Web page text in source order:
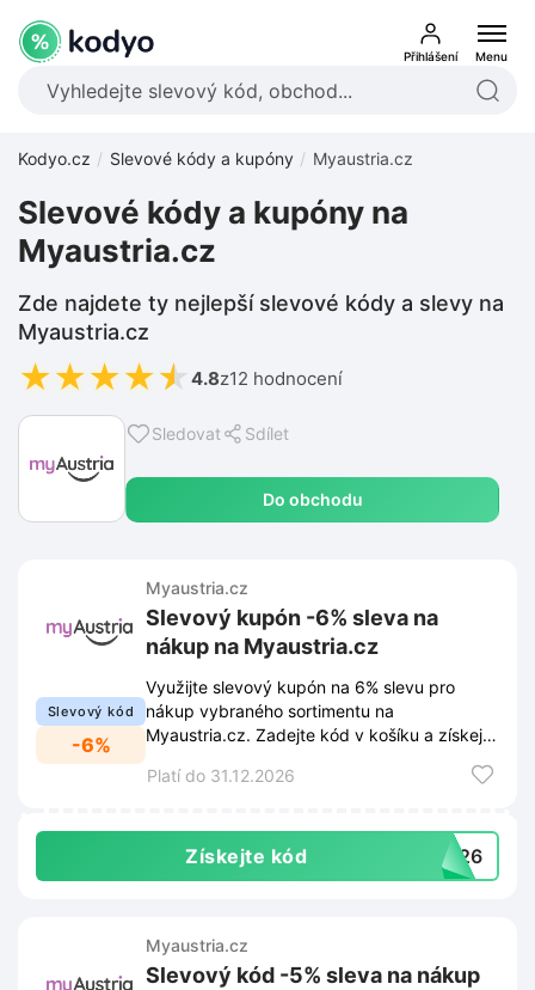
Přihlášení Menu
Kodyo.cz Slevové kódy a kupóny Myaustria.cz
Sledovat Sdílet
Do obchodu
Slevové kódy a kupóny na
Myaustria.cz
Zde najdete ty nejlepší slevové kódy a slevy na
Myaustria.cz
★★★★★ 4.8z12 hodnocení
Slevový kód
-6%
Myaustria.cz
Slevový kupón -6% sleva na
nákup na Myaustria.cz
Využijte slevový kupón na 6% slevu pro
nákup vybraného sortimentu na
Myaustria.cz. Zadejte kód v košíku a získejte
Platí do 31.12.2026
Získejte kód 3426
Myaustria.cz
Slevový kód -5% sleva na nákup